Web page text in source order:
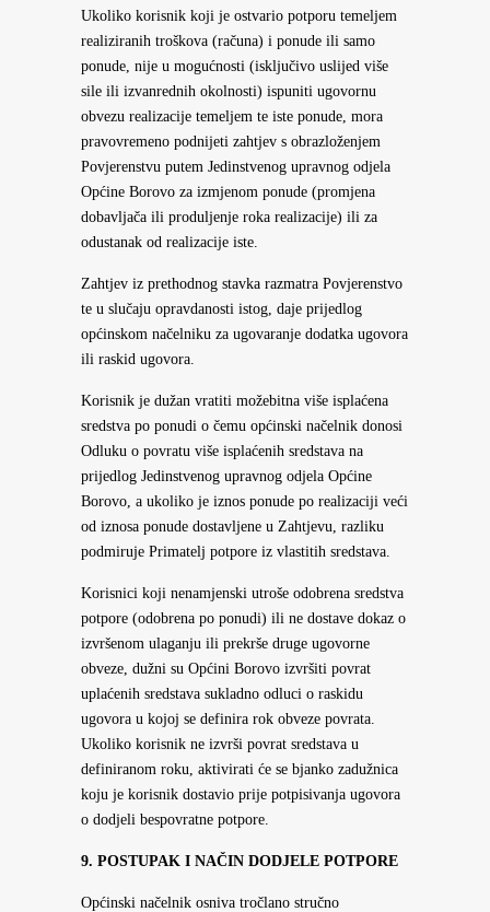
Ukoliko korisnik koji je ostvario potporu temeljem
realiziranih troškova (računa) i ponude ili samo
ponude, nije u mogućnosti (isključivo uslijed više
sile ili izvanrednih okolnosti) ispuniti ugovornu
obvezu realizacije temeljem te iste ponude, mora
pravovremeno podnijeti zahtjev s obrazloženjem
Povjerenstvu putem Jedinstvenog upravnog odjela
Općine Borovo za izmjenom ponude (promjena
dobavljača ili produljenje roka realizacije) ili za
odustanak od realizacije iste.
Zahtjev iz prethodnog stavka razmatra Povjerenstvo
te u slučaju opravdanosti istog, daje prijedlog
općinskom načelniku za ugovaranje dodatka ugovora
ili raskid ugovora.
Korisnik je dužan vratiti možebitna više isplaćena
sredstva po ponudi o čemu općinski načelnik donosi
Odluku o povratu više isplaćenih sredstava na
prijedlog Jedinstvenog upravnog odjela Općine
Borovo, a ukoliko je iznos ponude po realizaciji veći
od iznosa ponude dostavljene u Zahtjevu, razliku
podmiruje Primatelj potpore iz vlastitih sredstava.
Korisnici koji nenamjenski utroše odobrena sredstva
potpore (odobrena po ponudi) ili ne dostave dokaz o
izvršenom ulaganju ili prekrše druge ugovorne
obveze, dužni su Općini Borovo izvršiti povrat
uplaćenih sredstava sukladno odluci o raskidu
ugovora u kojoj se definira rok obveze povrata.
Ukoliko korisnik ne izvrši povrat sredstava u
definiranom roku, aktivirati će se bjanko zadužnica
koju je korisnik dostavio prije potpisivanja ugovora
o dodjeli bespovratne potpore.
9. POSTUPAK I NAČIN DODJELE POTPORE
Općinski načelnik osniva tročlano stručno